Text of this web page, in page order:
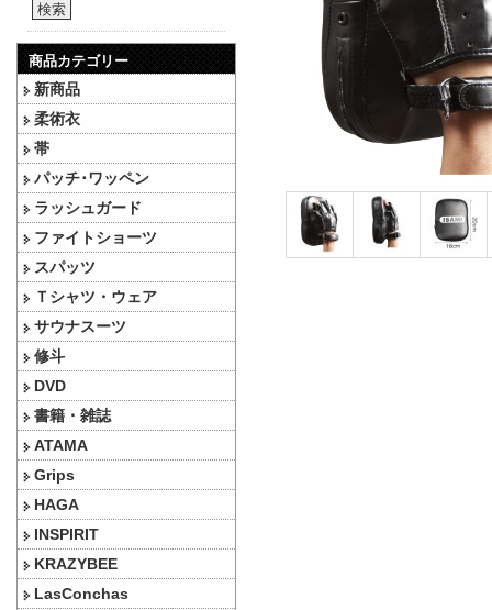
検索
商品カテゴリー
新商品
柔術衣
帯
パッチ･ワッペン
ラッシュガード
ファイトショーツ
スパッツ
Ｔシャツ・ウェア
サウナスーツ
修斗
DVD
書籍・雑誌
ATAMA
Grips
HAGA
INSPIRIT
KRAZYBEE
LasConchas